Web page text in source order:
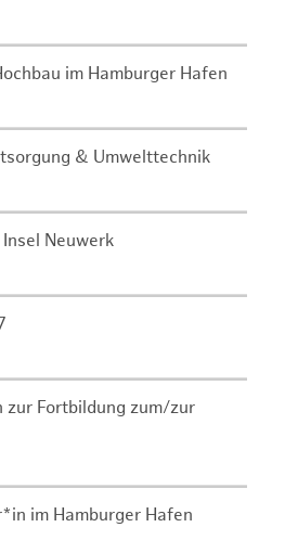
im Hamburger Hafen
& Umwelttechnik
Neuwerk
Fortbildung zum/zur
im Hamburger Hafen